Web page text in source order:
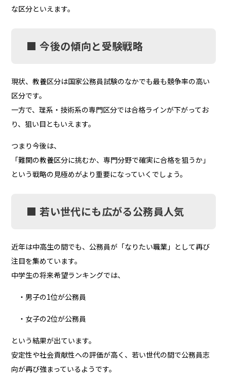
な区分といえます。
■ 今後の傾向と受験戦略
現状、教養区分は国家公務員試験のなかでも最も競争率の高い
区分です。
一方で、理系・技術系の専門区分では合格ラインが下がってお
り、狙い目ともいえます。
つまり今後は、
「難関の教養区分に挑むか、専門分野で確実に合格を狙うか」
という戦略の見極めがより重要になっていくでしょう。
■ 若い世代にも広がる公務員人気
近年は中高生の間でも、公務員が「なりたい職業」として再び
注目を集めています。
中学生の将来希望ランキングでは、
・男子の1位が公務員
・女子の2位が公務員
という結果が出ています。
安定性や社会貢献性への評価が高く、若い世代の間で公務員志
向が再び強まっているようです。